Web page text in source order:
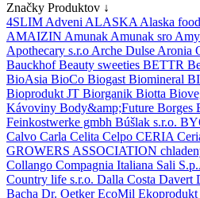
Značky Produktov ↓
4SLIM Adveni ALASKA Alaska
AMAIZIN Amunak Amunak sro
Apothecary s.r.o Arche Dulse Aronia
BauckhofBeauty sweeties BETTR
BioAsia BioCo Biogast Biomineral
Bioprodukt JT Biorganik Biotta
Kávoviny Body&amp;Future Borges
Feinkostwerke gmbh Búšlak s.r.o.
Calvo Carla Celita Celpo CERIA
GROWERS ASSOCIATION
Collango Compagnia Italiana Sali
Country life s.r.o. Dalla Costa Davert
Bacha Dr. OetkerEcoMil Ekoprodukt